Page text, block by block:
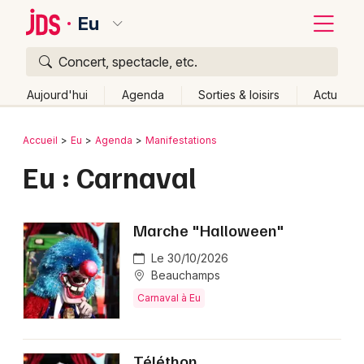
Eu
Concert, spectacle, etc.
Aujourd'hui Agenda Sorties & loisirs Actu
Publier un événement
Grands événements
Activité & Expérience
Manifestations
Foires & salons
Bordeaux
Lille
Lyon
Marseille
Mulhouse
Retour
Accueil Eu Agenda Manifestations
Eu : Carnaval
Marche "Halloween"
Le 30/10/2026
Beauchamps
Carnaval à Eu
Quoi ?
Où ?
Haute-Normandie
Partout
Près de moi
Quand ?
Effacer les dates
Aujourd'hui
Demain Ce week-end